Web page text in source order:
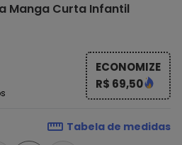
Manga Curta Infantil
ECONOMIZE
R$ 69,50
Tabela de medidas